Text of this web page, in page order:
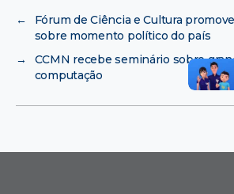
←
Fórum de Ciência e Cultura
sobre momento político do país
→
CCMN recebe seminário sobre
computação